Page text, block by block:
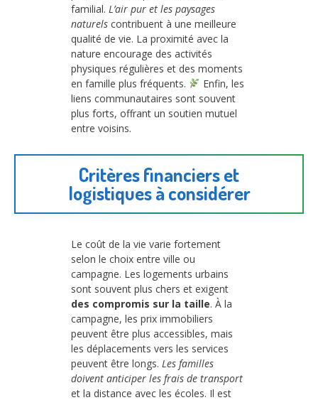
familial. L’air pur et les paysages
naturels contribuent à une meilleure
qualité de vie. La proximité avec la
nature encourage des activités
physiques régulières et des moments
en famille plus fréquents.
Enfin, les
liens communautaires sont souvent
plus forts, offrant un soutien mutuel
entre voisins.
Critères financiers et
logistiques à considérer
Le coût de la vie varie fortement
selon le choix entre ville ou
campagne. Les logements urbains
sont souvent plus chers et exigent
des compromis sur la taille. À la
campagne, les prix immobiliers
peuvent être plus accessibles, mais
les déplacements vers les services
peuvent être longs. Les familles
doivent anticiper les frais de transport
et la distance avec les écoles. Il est